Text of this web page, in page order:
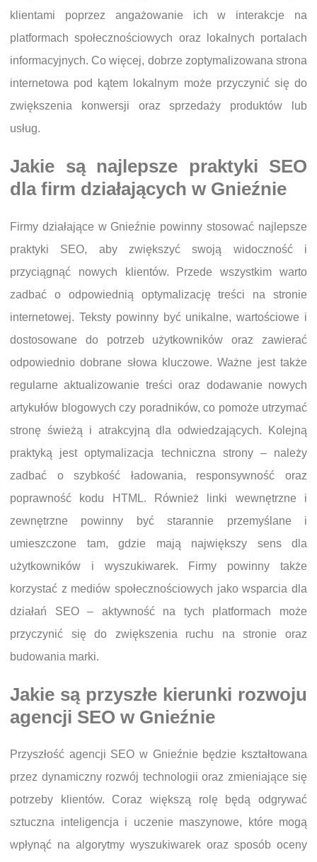
klientami poprzez angażowanie ich w interakcje na
platformach społecznościowych oraz lokalnych portalach
informacyjnych. Co więcej, dobrze zoptymalizowana strona
internetowa pod kątem lokalnym może przyczynić się do
zwiększenia konwersji oraz sprzedaży produktów lub
usług.
Jakie są najlepsze praktyki SEO
dla firm działających w Gnieźnie
Firmy działające w Gnieźnie powinny stosować najlepsze
praktyki SEO, aby zwiększyć swoją widoczność i
przyciągnąć nowych klientów. Przede wszystkim warto
zadbać o odpowiednią optymalizację treści na stronie
internetowej. Teksty powinny być unikalne, wartościowe i
dostosowane do potrzeb użytkowników oraz zawierać
odpowiednio dobrane słowa kluczowe. Ważne jest także
regularne aktualizowanie treści oraz dodawanie nowych
artykułów blogowych czy poradników, co pomoże utrzymać
stronę świeżą i atrakcyjną dla odwiedzających. Kolejną
praktyką jest optymalizacja techniczna strony – należy
zadbać o szybkość ładowania, responsywność oraz
poprawność kodu HTML. Również linki wewnętrzne i
zewnętrzne powinny być starannie przemyślane i
umieszczone tam, gdzie mają największy sens dla
użytkowników i wyszukiwarek. Firmy powinny także
korzystać z mediów społecznościowych jako wsparcia dla
działań SEO – aktywność na tych platformach może
przyczynić się do zwiększenia ruchu na stronie oraz
budowania marki.
Jakie są przyszłe kierunki rozwoju
agencji SEO w Gnieźnie
Przyszłość agencji SEO w Gnieźnie będzie kształtowana
przez dynamiczny rozwój technologii oraz zmieniające się
potrzeby klientów. Coraz większą rolę będą odgrywać
sztuczna inteligencja i uczenie maszynowe, które mogą
wpłynąć na algorytmy wyszukiwarek oraz sposób oceny